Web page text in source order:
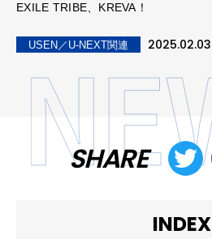
EXILE TRIBE、KREVA！
USEN／U-NEXT関連 2025.02.03
SHARE
INDEX